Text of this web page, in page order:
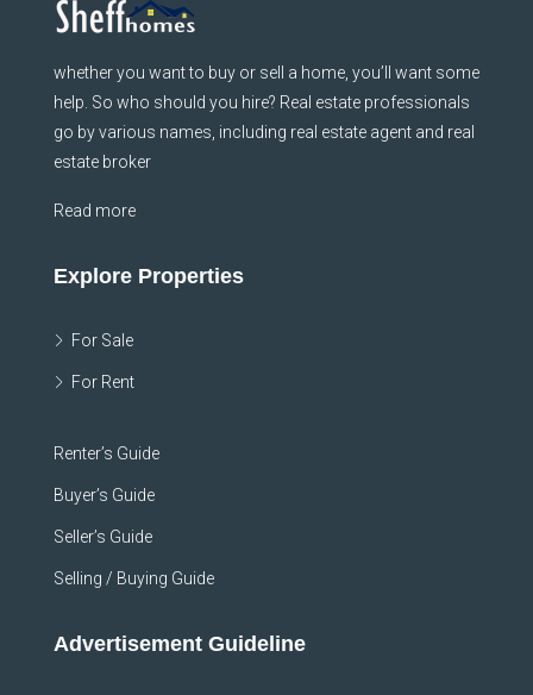
whether you want to buy or sell a home, you’ll want some
help. So who should you hire? Real estate professionals
go by various names, including real estate agent and real
estate broker
Read more
Explore Properties
For Sale
For Rent
Renter’s Guide
Buyer’s Guide
Seller’s Guide
Selling / Buying Guide
Advertisement Guideline